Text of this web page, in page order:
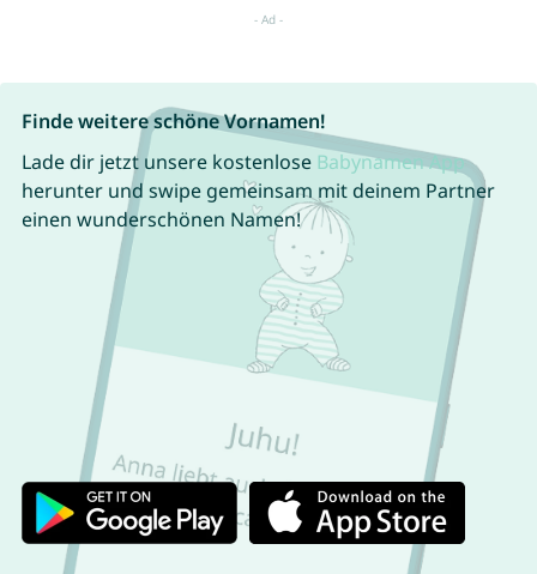
Finde weitere schöne Vornamen!
Lade dir jetzt unsere kostenlose Babynamen App
herunter und swipe gemeinsam mit deinem Partner
einen wunderschönen Namen!